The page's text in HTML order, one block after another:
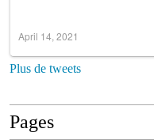
April 14, 2021
Plus de tweets
Pages